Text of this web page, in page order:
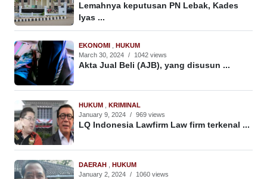
Lemahnya keputusan PN Lebak, Kades
Iyas ...
EKONOMI
HUKUM
March 30, 2024 / 1042 views
Akta Jual Beli (AJB), yang disusun ...
HUKUM
KRIMINAL
January 9, 2024 / 969 views
LQ Indonesia Lawfirm Law firm terkenal ...
DAERAH
HUKUM
January 2, 2024 / 1060 views